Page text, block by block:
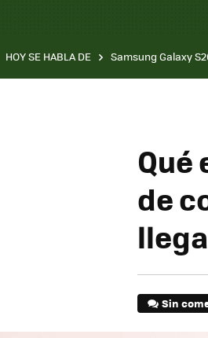
HOY SE HABLA DE Samsung Galaxy
Qué
de
Sin